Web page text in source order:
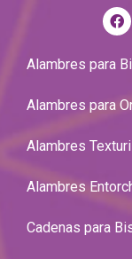
Alambres para
Alambres para
Alambres
Alambres
Cadenas para